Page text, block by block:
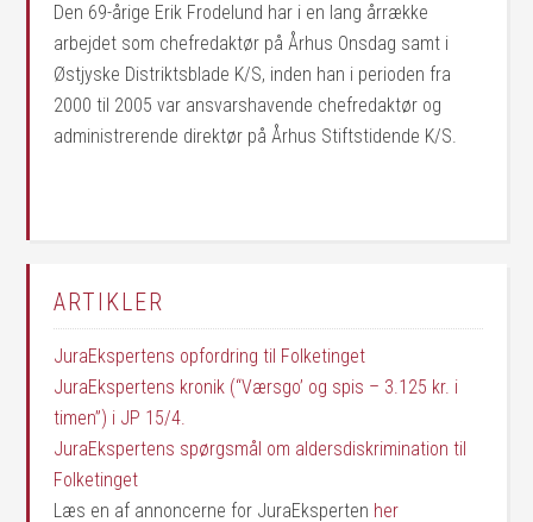
Den 69-årige Erik Frodelund har i en lang årrække
arbejdet som chefredaktør på Århus Onsdag samt i
Østjyske Distriktsblade K/S, inden han i perioden fra
2000 til 2005 var ansvarshavende chefredaktør og
administrerende direktør på Århus Stiftstidende K/S.
ARTIKLER
JuraEkspertens opfordring til Folketinget
JuraEkspertens kronik (“Værsgo’ og spis – 3.125 kr. i
timen”) i JP 15/4.
JuraEkspertens spørgsmål om aldersdiskrimination til
Folketinget
Læs en af annoncerne for JuraEksperten her